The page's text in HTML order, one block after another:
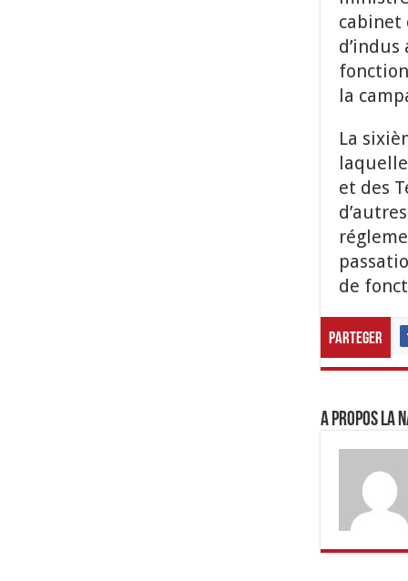
cabinet
la
La
et des
de
Parteger
A propos LA